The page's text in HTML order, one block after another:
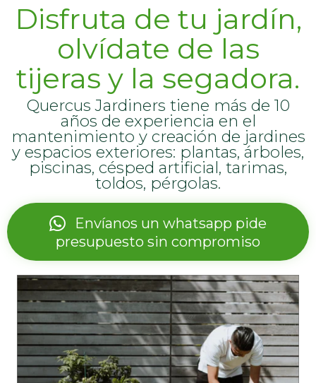
Disfruta de tu jardín,
olvídate de las
tijeras y la segadora.
Quercus Jardiners tiene más de 10
años de experiencia en el
mantenimiento y creación de jardines
y espacios exteriores: plantas, árboles,
piscinas, césped artificial, tarimas,
toldos, pérgolas.
Envíanos un whatsapp pide
presupuesto sin compromiso